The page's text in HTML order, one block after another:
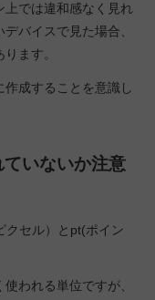
上では違和感なく見れ
バイスで見た場合、
ます。
成することを意識し
いないか注意
クセル）とpt(ポイン
われる単位ですが、